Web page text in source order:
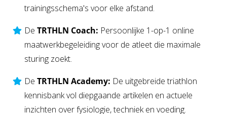
trainingsschema's voor elke afstand.
De TRTHLN Coach: Persoonlijke 1-op-1 online
maatwerkbegeleiding voor de atleet die maximale
sturing zoekt.
De TRTHLN Academy: De uitgebreide triathlon
kennisbank vol diepgaande artikelen en actuele
inzichten over fysiologie, techniek en voeding.